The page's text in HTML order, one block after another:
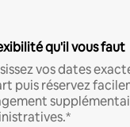
qu'il vous faut
vos dates
puis réservez